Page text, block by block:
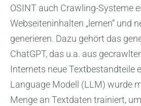
OSINT auch Crawling-Systeme
Webseiteninhalten „lernen“ und
generieren. Dazu gehört das
ChatGPT, das u.a. aus
Internets neue Textbestandteile
Language Modell (LLM) wurde
Menge an Textdaten trainiert,